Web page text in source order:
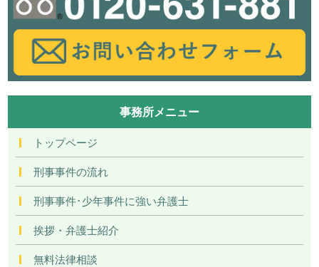
事務所メニュー
トップページ
刑事事件の流れ
刑事事件･少年事件に強い弁護士
挨拶・弁護士紹介
無料法律相談